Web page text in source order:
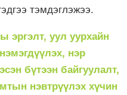
тэмдэглэжээ.
эргэлт, уул уурхайн
нэр
бүтээн байгуулалт,
нэвтрүүлэх хүчин